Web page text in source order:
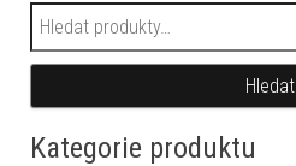
Hledat:
Hledat
Kategorie produktu